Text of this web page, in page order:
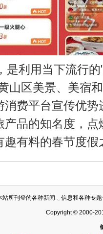
是利用当下流行
山区美景、美宿
消费平台宣传优
产品的知名度，
趣有料的春节度假
站所刊登的各种新闻﹑信息和各种专
Copyright © 2000-